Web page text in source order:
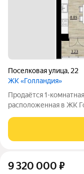
Поселковая улица, 22
ЖК «Голландия»
Продаётся 1-
расположенная в ЖК
керамического блока
Общая площадь
9 320 000 ₽